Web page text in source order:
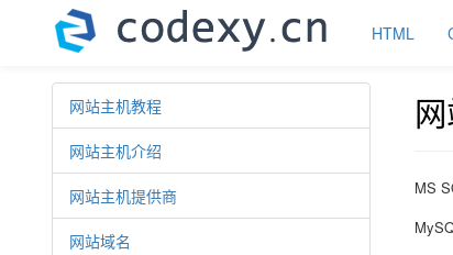
HTML
网站主机教程
网站主机介绍
网站主机提供商
网站域名
MS